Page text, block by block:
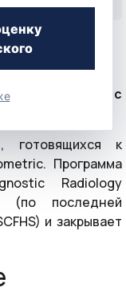
по Diagnostic
готовящихся к
Программа
Radiology
(по последней
и закрывает